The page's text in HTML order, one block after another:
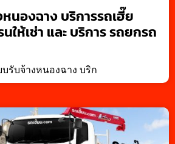
นองฉาง บริการรถเฮี๊ย
ให้เช่า และ บริการ รถยกรถ
บรับจ้างหนองฉาง บริก